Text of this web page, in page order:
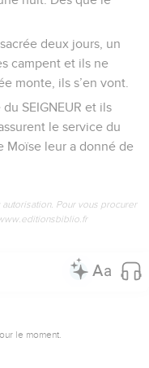
deux jours, un
campent et ils ne
monte, ils s’en vont.
SEIGNEUR et ils
le service du
Moïse leur a donné de
Pour vous procurer
le moment.